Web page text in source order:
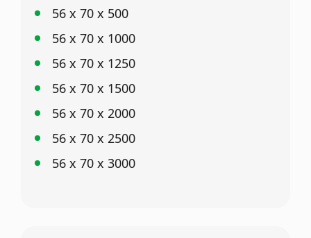
56 х 70 х 500
56 х 70 х 1000
56 х 70 х 1250
56 х 70 х 1500
56 х 70 х 2000
56 х 70 х 2500
56 х 70 х 3000